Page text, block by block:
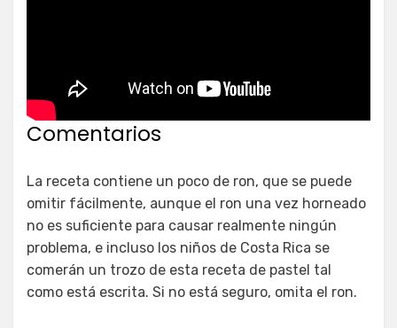
Comentarios
La receta contiene un poco de ron, que se puede
omitir fácilmente, aunque el ron una vez horneado
no es suficiente para causar realmente ningún
problema, e incluso los niños de Costa Rica se
comerán un trozo de esta receta de pastel tal
como está escrita. Si no está seguro, omita el ron.